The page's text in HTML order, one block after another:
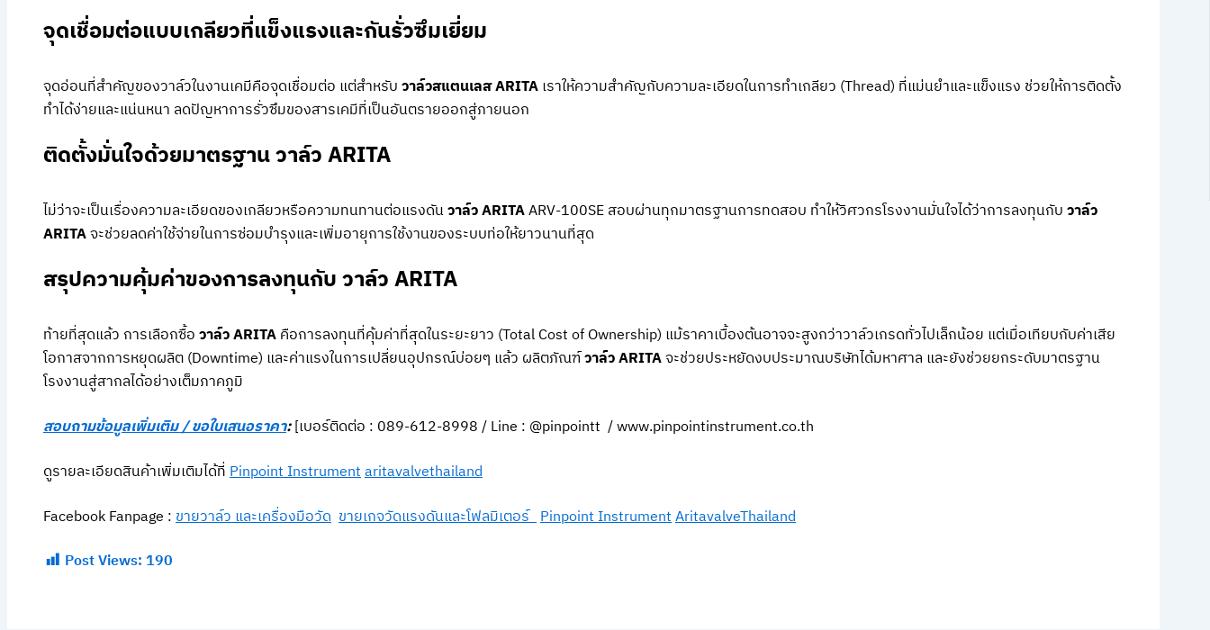
จุดเชื่อมต่อแบบเกลียวที่แข็งแรงและกันรั่วซึมเยี่ยม
จุดอ่อนที่สำคัญของวาล์วในงานเคมีคือจุดเชื่อมต่อ แต่สำหรับวาล์วสแตนเลส ARITAเราให้ความสำคัญกับความละเอียดในการทำเกลียว (Thread) ที่แม่นยำและแข็งแรง ช่วยให้การติดตั้ง
ทำได้ง่ายและแน่นหนา ลดปัญหาการรั่วซึมของสารเคมีที่เป็นอันตรายออกสู่ภายนอก
ติดตั้งมั่นใจด้วยมาตรฐาน วาล์ว ARITA
ไม่ว่าจะเป็นเรื่องความละเอียดของเกลียวหรือความทนทานต่อแรงดันวาล์ว ARITAARV-100SE สอบผ่านทุกมาตรฐานการทดสอบ ทำให้วิศวกรโรงงานมั่นใจได้ว่าการลงทุนกับวาล์ว
ARITAจะช่วยลดค่าใช้จ่ายในการซ่อมบำรุงและเพิ่มอายุการใช้งานของระบบท่อให้ยาวนานที่สุด
สรุปความคุ้มค่าของการลงทุนกับ วาล์ว ARITA
ท้ายที่สุดแล้ว การเลือกซื้อวาล์ว ARITAคือการลงทุนที่คุ้มค่าที่สุดในระยะยาว (Total Cost of Ownership) แม้ราคาเบื้องต้นอาจจะสูงกว่าวาล์วเกรดทั่วไปเล็กน้อย แต่เมื่อเทียบกับค่าเสีย
โอกาสจากการหยุดผลิต (Downtime) และค่าแรงในการเปลี่ยนอุปกรณ์บ่อยๆ แล้ว ผลิตภัณฑ์วาล์ว ARITAจะช่วยประหยัดงบประมาณบริษัทได้มหาศาล และยังช่วยยกระดับมาตรฐาน
โรงงานสู่สากลได้อย่างเต็มภาคภูมิ
สอบถามข้อมูลเพิ่มเติม / ขอใบเสนอราคา:[เบอร์ติดต่อ : 089-612-8998 / Line : @pinpointt / www.pinpointinstrument.co.th
ดูรายละเอียดสินค้าเพิ่มเติมได้ที่Pinpoint Instrumentaritavalvethailand
Facebook Fanpage :ขายวาล์ว และเครื่องมือวัด ขายเกจวัดแรงดันและโฟลมิเตอร์Pinpoint InstrumentAritavalveThailand
Post Views: 190